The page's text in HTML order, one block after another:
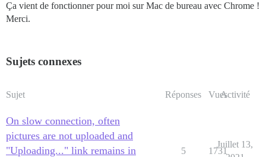
Ça vient de fonctionner pour moi sur Mac de bureau avec Chrome !
Merci.
Sujets connexes
Sujet Réponses VuesActivité
On slow connection, often
pictures are not uploaded and
"Uploading..." link remains in
5 1731
Juillet 13,